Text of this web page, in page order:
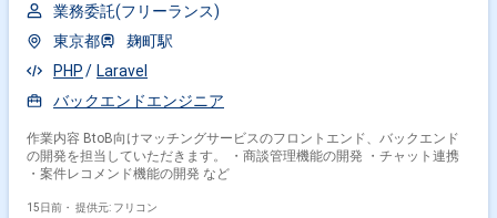
業務委託(フリーランス)
東京都
麹町駅
PHP
Laravel
バックエンドエンジニア
作業内容 BtoB向けマッチングサービスのフロントエンド、バックエンド
の開発を担当していただきます。 ・商談管理機能の開発 ・チャット連携
・案件レコメンド機能の開発 など
15日前・ 提供元: フリコン